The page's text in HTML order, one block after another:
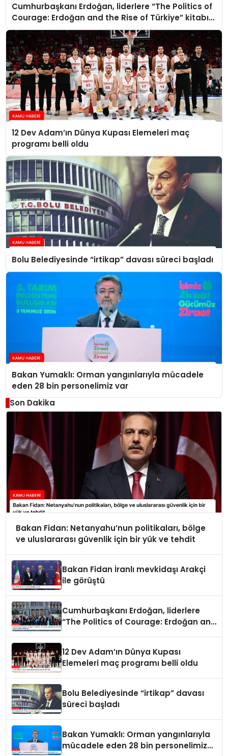
Cumhurbaşkanı Erdoğan, liderlere “The Politics of
Courage: Erdoğan and the Rise of Türkiye” kitabını
takdim etti
12 Dev Adam’ın Dünya Kupası Elemeleri maç
programı belli oldu
Bolu Belediyesinde “irtikap” davası süreci başladı
Bakan Yumaklı: Orman yangınlarıyla mücadele
eden 28 bin personelimiz var
Son Dakika
Bakan Fidan: Netanyahu’nun politikaları, bölge
ve uluslararası güvenlik için bir yük ve tehdit
Bakan Fidan İranlı mevkidaşı Arakçi
ile görüştü
Cumhurbaşkanı Erdoğan, liderlere
“The Politics of Courage: Erdoğan and
12 Dev Adam’ın Dünya Kupası
Elemeleri maç programı belli oldu
Bolu Belediyesinde “irtikap” davası
süreci başladı
Bakan Yumaklı: Orman yangınlarıyla
mücadele eden 28 bin personelimiz